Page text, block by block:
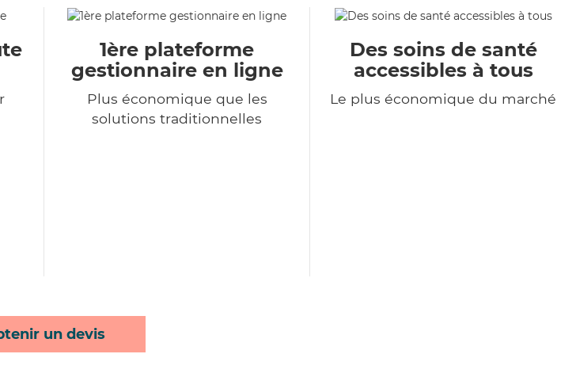
1ère plateforme
gestionnaire en ligne
Plus économique que les
solutions traditionnelles
Des soins de santé
accessibles à tous
Le plus économique du marché
un devis